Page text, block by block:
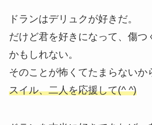
ドランはデリュクが好きだ。
だけど君を好きになって、傷つ
かもしれない。
そのことが怖くてたまらないか
スイル、二人を応援して(^ ^)